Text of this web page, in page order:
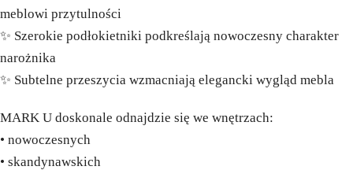
meblowi przytulności
✨ Szerokie podłokietniki podkreślają nowoczesny charakter
narożnika
✨ Subtelne przeszycia wzmacniają elegancki wygląd mebla
MARK U doskonale odnajdzie się we wnętrzach:
• nowoczesnych
• skandynawskich